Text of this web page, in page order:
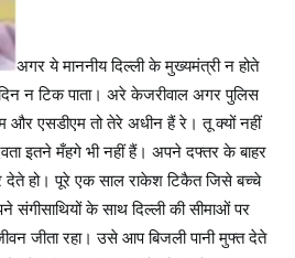
अगर ये माननीय दिल्ली के मुख्यमंत्री न होते
दिन न टिक पाता। अरे केजरीवाल अगर पुलिस
और एसडीएम तो तेरे अधीन हैं रे। तू क्यों नहीं
इतने मँहगे भी नहीं हैं। अपने दफ्तर के बाहर
देते हो। पूरे एक साल राकेश टिकैत जिसे बच्चे
के साथ दिल्ली की सीमाओं पर
जीता रहा। उसे आप बिजली पानी मुफ्त देते